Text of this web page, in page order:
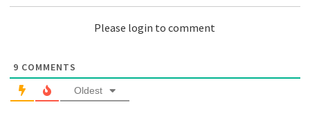
Please login to comment
9 COMMENTS
Oldest